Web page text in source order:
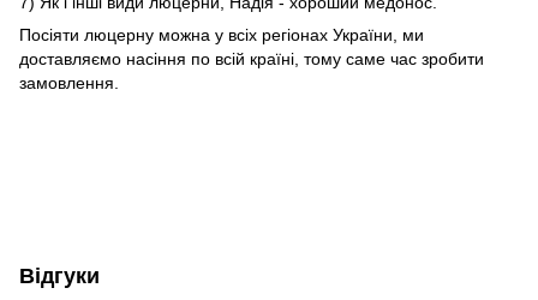
Посіяти люцерну можна у всіх регіонах України, ми
доставляємо насіння по всій країні, тому саме час зробити
замовлення.
Відгуки